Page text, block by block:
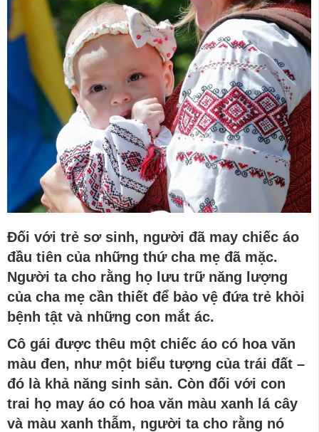
Đối với trẻ sơ sinh, người đã may chiếc áo
đầu tiên của những thứ cha mẹ đã mặc.
Người ta cho rằng họ lưu trữ năng lượng
của cha mẹ cần thiết để bảo vệ đứa trẻ khỏi
bệnh tật và những con mắt ác.
Cô gái được thêu một chiếc áo có hoa văn
màu đen, như một biểu tượng của trái đất –
đó là khả năng sinh sản. Còn đối với con
trai họ may áo có hoa văn màu xanh lá cây
và màu xanh thẫm, người ta cho rằng nó